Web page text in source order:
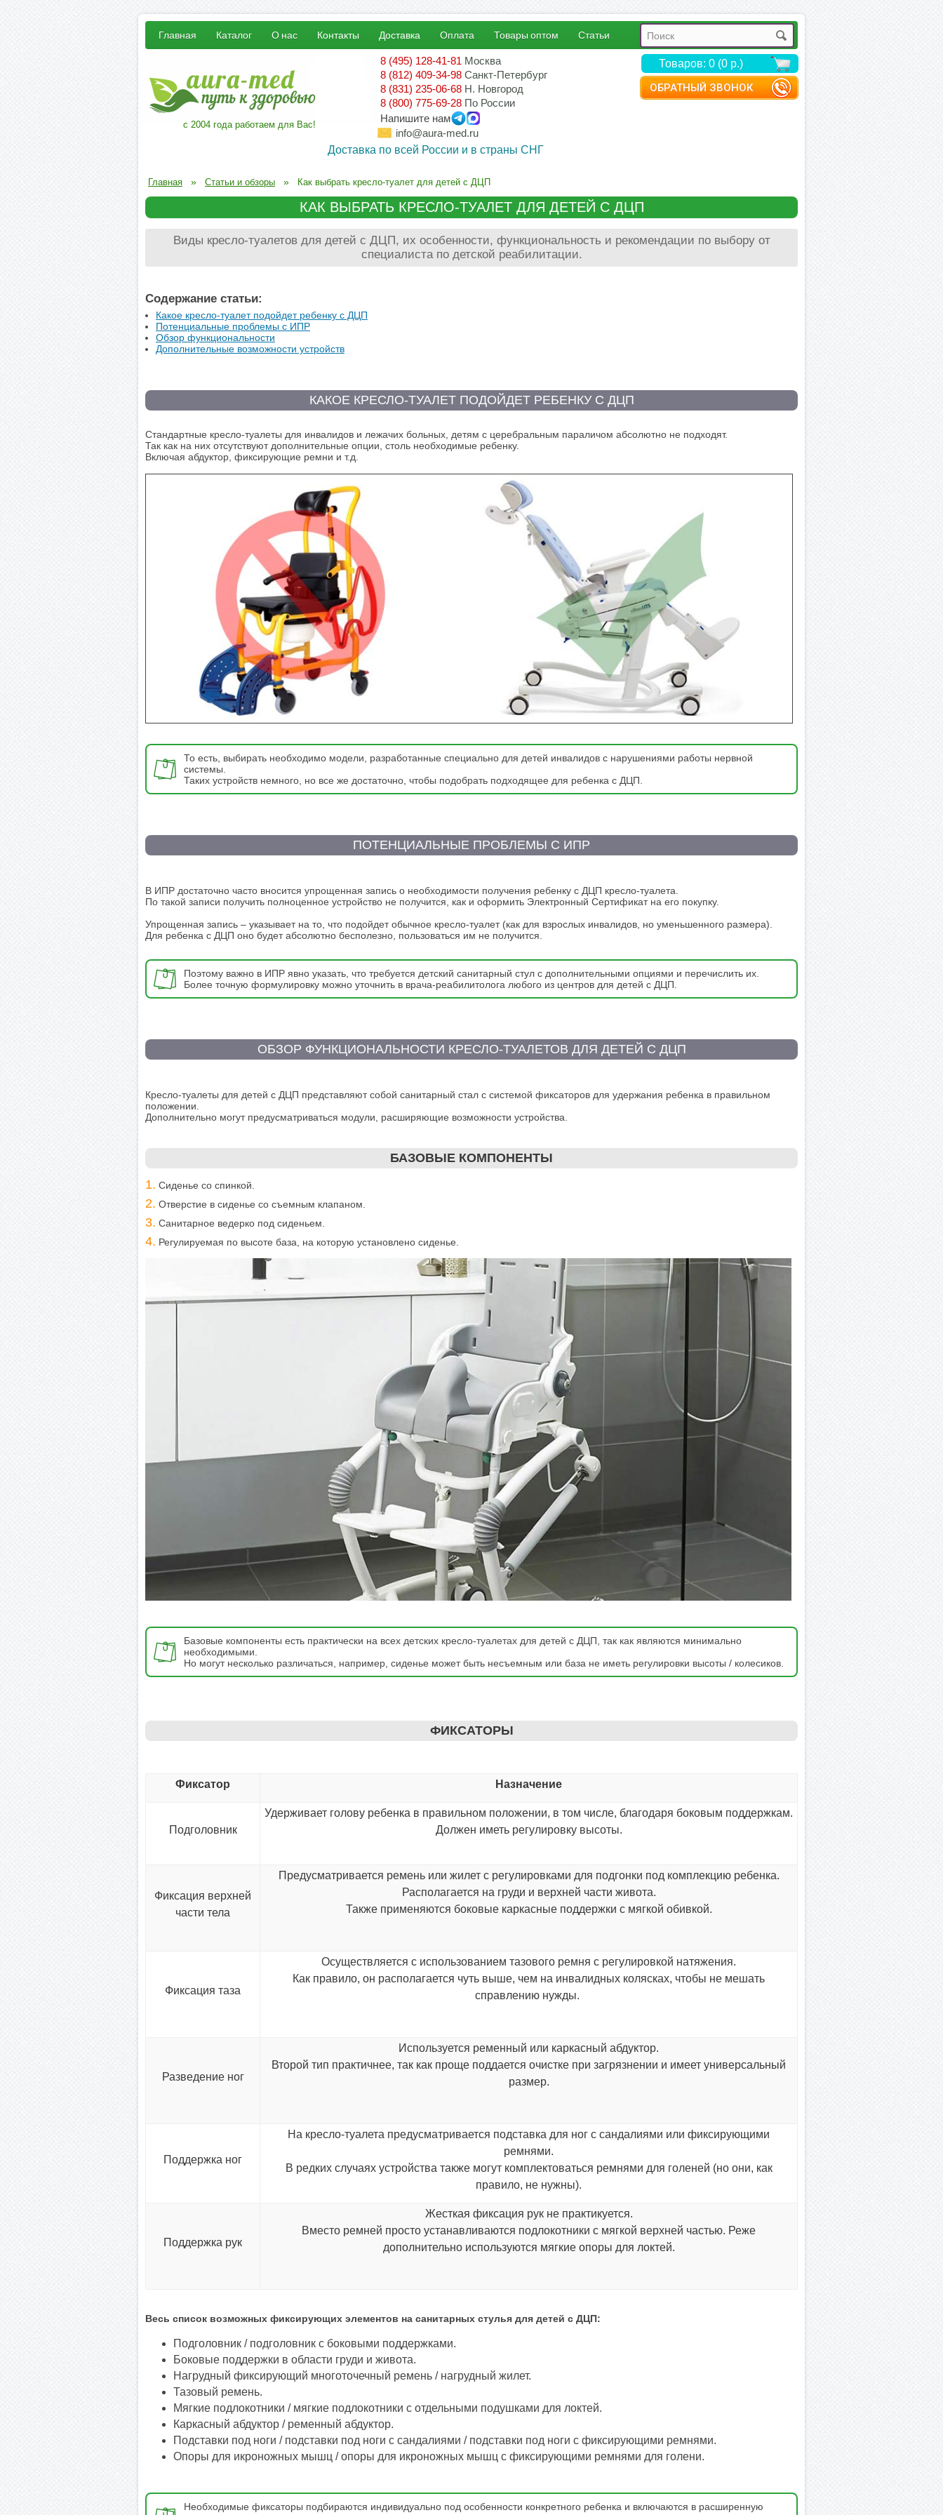
ОБРАТНЫЙ ЗВОНОК
Главная Каталог О нас Контакты Доставка Оплата Товары оптом Статьи
с 2004 года работаем для Вас!
8 (495) 128-41-81 Москва
8 (812) 409-34-98 Санкт-Петербург
8 (831) 235-06-68 Н. Новгород
8 (800) 775-69-28 По России
Напишите нам
info@aura-med.ru
Доставка по всей России и в страны СНГ
Товаров: 0 (0 р.)
Главная » Статьи и обзоры » Как выбрать кресло-туалет для детей с ДЦП
КАК ВЫБРАТЬ КРЕСЛО-ТУАЛЕТ ДЛЯ ДЕТЕЙ С ДЦП
Виды кресло-туалетов для детей с ДЦП, их особенности, функциональность и рекомендации по выбору от
специалиста по детской реабилитации.
Содержание статьи:
Какое кресло-туалет подойдет ребенку с ДЦП
Потенциальные проблемы с ИПР
Обзор функциональности
Дополнительные возможности устройств
КАКОЕ КРЕСЛО-ТУАЛЕТ ПОДОЙДЕТ РЕБЕНКУ С ДЦП
Стандартные кресло-туалеты для инвалидов и лежачих больных, детям с церебральным параличом абсолютно не подходят.
Так как на них отсутствуют дополнительные опции, столь необходимые ребенку.
Включая абдуктор, фиксирующие ремни и т.д.
То есть, выбирать необходимо модели, разработанные специально для детей инвалидов с нарушениями работы нервной
системы.
Таких устройств немного, но все же достаточно, чтобы подобрать подходящее для ребенка с ДЦП.
ПОТЕНЦИАЛЬНЫЕ ПРОБЛЕМЫ С ИПР
В ИПР достаточно часто вносится упрощенная запись о необходимости получения ребенку с ДЦП кресло-туалета.
По такой записи получить полноценное устройство не получится, как и оформить Электронный Сертификат на его покупку.
Упрощенная запись – указывает на то, что подойдет обычное кресло-туалет (как для взрослых инвалидов, но уменьшенного размера).
Для ребенка с ДЦП оно будет абсолютно бесполезно, пользоваться им не получится.
Поэтому важно в ИПР явно указать, что требуется детский санитарный стул с дополнительными опциями и перечислить их.
Более точную формулировку можно уточнить в врача-реабилитолога любого из центров для детей с ДЦП.
ОБЗОР ФУНКЦИОНАЛЬНОСТИ КРЕСЛО-ТУАЛЕТОВ ДЛЯ ДЕТЕЙ С ДЦП
Кресло-туалеты для детей с ДЦП представляют собой санитарный стал с системой фиксаторов для удержания ребенка в правильном
положении.
Дополнительно могут предусматриваться модули, расширяющие возможности устройства.
БАЗОВЫЕ КОМПОНЕНТЫ
1. Сиденье со спинкой.
2. Отверстие в сиденье со съемным клапаном.
3. Санитарное ведерко под сиденьем.
4. Регулируемая по высоте база, на которую установлено сиденье.
Базовые компоненты есть практически на всех детских кресло-туалетах для детей с ДЦП, так как являются минимально
необходимыми.
Но могут несколько различаться, например, сиденье может быть несъемным или база не иметь регулировки высоты / колесиков.
ФИКСАТОРЫ
Фиксатор Назначение
Подголовник
Удерживает голову ребенка в правильном положении, в том числе, благодаря боковым поддержкам.
Должен иметь регулировку высоты.
Фиксация верхней
части тела
Предусматривается ремень или жилет с регулировками для подгонки под комплекцию ребенка.
Располагается на груди и верхней части живота.
Также применяются боковые каркасные поддержки с мягкой обивкой.
Фиксация таза
Осуществляется с использованием тазового ремня с регулировкой натяжения.
Как правило, он располагается чуть выше, чем на инвалидных колясках, чтобы не мешать
справлению нужды.
Разведение ног
Используется ременный или каркасный абдуктор.
Второй тип практичнее, так как проще поддается очистке при загрязнении и имеет универсальный
размер.
Поддержка ног
На кресло-туалета предусматривается подставка для ног с сандалиями или фиксирующими
ремнями.
В редких случаях устройства также могут комплектоваться ремнями для голеней (но они, как
правило, не нужны).
Поддержка рук
Жесткая фиксация рук не практикуется.
Вместо ремней просто устанавливаются подлокотники с мягкой верхней частью. Реже
дополнительно используются мягкие опоры для локтей.
Весь список возможных фиксирующих элементов на санитарных стулья для детей с ДЦП:
Подголовник / подголовник с боковыми поддержками.
Боковые поддержки в области груди и живота.
Нагрудный фиксирующий многоточечный ремень / нагрудный жилет.
Тазовый ремень.
Мягкие подлокотники / мягкие подлокотники с отдельными подушками для локтей.
Каркасный абдуктор / ременный абдуктор.
Подставки под ноги / подставки под ноги с сандалиями / подставки под ноги с фиксирующими ремнями.
Опоры для икроножных мышц / опоры для икроножных мышц с фиксирующими ремнями для голени.
Необходимые фиксаторы подбираются индивидуально под особенности конкретного ребенка и включаются в расширенную